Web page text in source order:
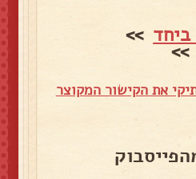
>>
את הקישור המקוצר